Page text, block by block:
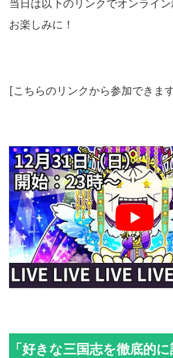
当日は以下のリンクでオンライン
お楽しみに！
[こちらのリンクから参加できま
「好きな三国志を徹底的